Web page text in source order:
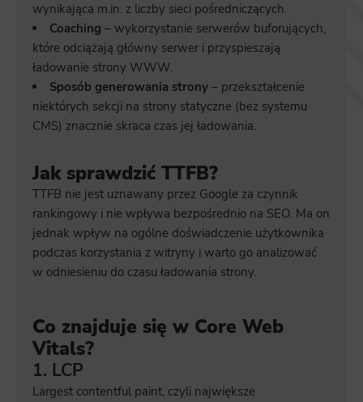
wynikająca m.in. z liczby sieci pośredniczących.
Coaching – wykorzystanie serwerów buforujących,
które odciążają główny serwer i przyspieszają
ładowanie strony WWW.
Sposób generowania strony – przekształcenie
niektórych sekcji na strony statyczne (bez systemu
CMS) znacznie skraca czas jej ładowania.
Jak sprawdzić TTFB?
TTFB nie jest uznawany przez Google za czynnik
rankingowy i nie wpływa bezpośrednio na SEO. Ma on
jednak wpływ na ogólne doświadczenie użytkownika
podczas korzystania z witryny i warto go analizować
w odniesieniu do czasu ładowania strony.
Co znajduje się w Core Web
Vitals?
1. LCP
Largest contentful paint, czyli największe